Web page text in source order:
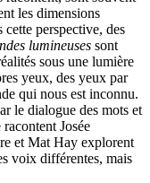
les dimensions
perspective, des
lumineuses sont
sous une lumière
yeux, des yeux par
qui nous est inconnu.
le dialogue des mots et
Josée
et Mat Hay explorent
voix différentes, mais